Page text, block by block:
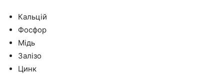
Кальцій
Фосфор
Мідь
Залізо
Цинк